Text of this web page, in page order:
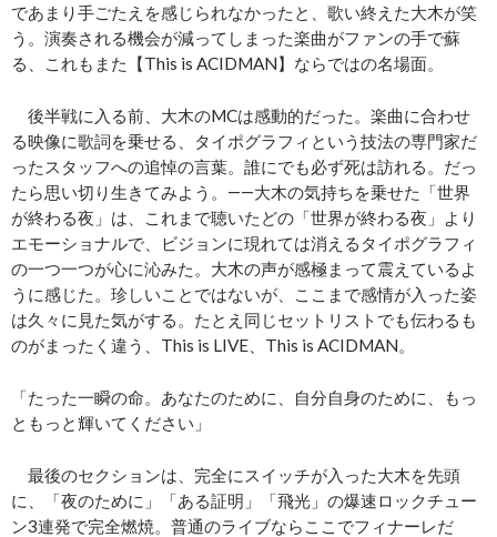
であまり手ごたえを感じられなかったと、歌い終えた大木が笑
う。演奏される機会が減ってしまった楽曲がファンの手で蘇
る、これもまた【This is ACIDMAN】ならではの名場面。
後半戦に入る前、大木のMCは感動的だった。楽曲に合わせ
る映像に歌詞を乗せる、タイポグラフィという技法の専門家だ
ったスタッフへの追悼の言葉。誰にでも必ず死は訪れる。だっ
たら思い切り生きてみよう。――大木の気持ちを乗せた「世界
が終わる夜」は、これまで聴いたどの「世界が終わる夜」より
エモーショナルで、ビジョンに現れては消えるタイポグラフィ
の一つ一つが心に沁みた。大木の声が感極まって震えているよ
うに感じた。珍しいことではないが、ここまで感情が入った姿
は久々に見た気がする。たとえ同じセットリストでも伝わるも
のがまったく違う、This is LIVE、This is ACIDMAN。
「たった一瞬の命。あなたのために、自分自身のために、もっ
ともっと輝いてください」
最後のセクションは、完全にスイッチが入った大木を先頭
に、「夜のために」「ある証明」「飛光」の爆速ロックチュー
ン3連発で完全燃焼。普通のライブならここでフィナーレだ